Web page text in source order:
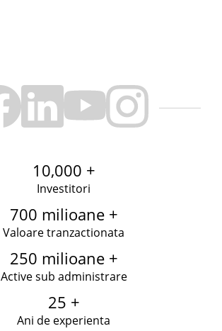
10,000 +
Investitori
700 milioane +
Valoare tranzactionata
250 milioane +
Active sub administrare
25 +
Ani de experienta